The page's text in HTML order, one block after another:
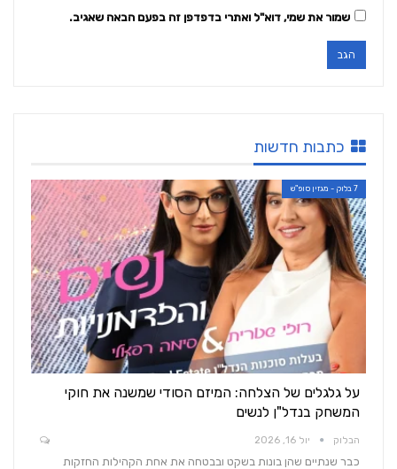
שמור את שמי, דוא"ל ואתרי בדפדפן זה בפעם הבאה שאגיב.
כתבות חדשות
7 בלוק - מגזין סופ"ש
על גלגלים של הצלחה: המיזם הסודי שמשנה את חוקי
המשחק בנדל"ן לנשים
הבלוק יול 16, 2026
כבר שנתיים שהן בונות בשקט ובבטחה את אחת הקהילות החזקות